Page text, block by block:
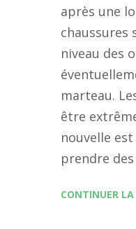
après une
chaussures
niveau des
marteau.
être
nouvelle
prendre
CONTINUER LA